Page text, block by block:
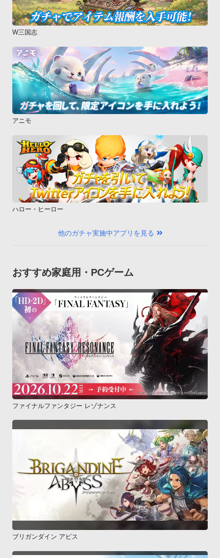
W三国志
アニモ
ハロー・ヒーロー
他のガチャ実施中アプリを見る
おすすめ家庭用・PCゲーム
ファイナルファンタジー レゾナンス
ブリガンダイン アビス